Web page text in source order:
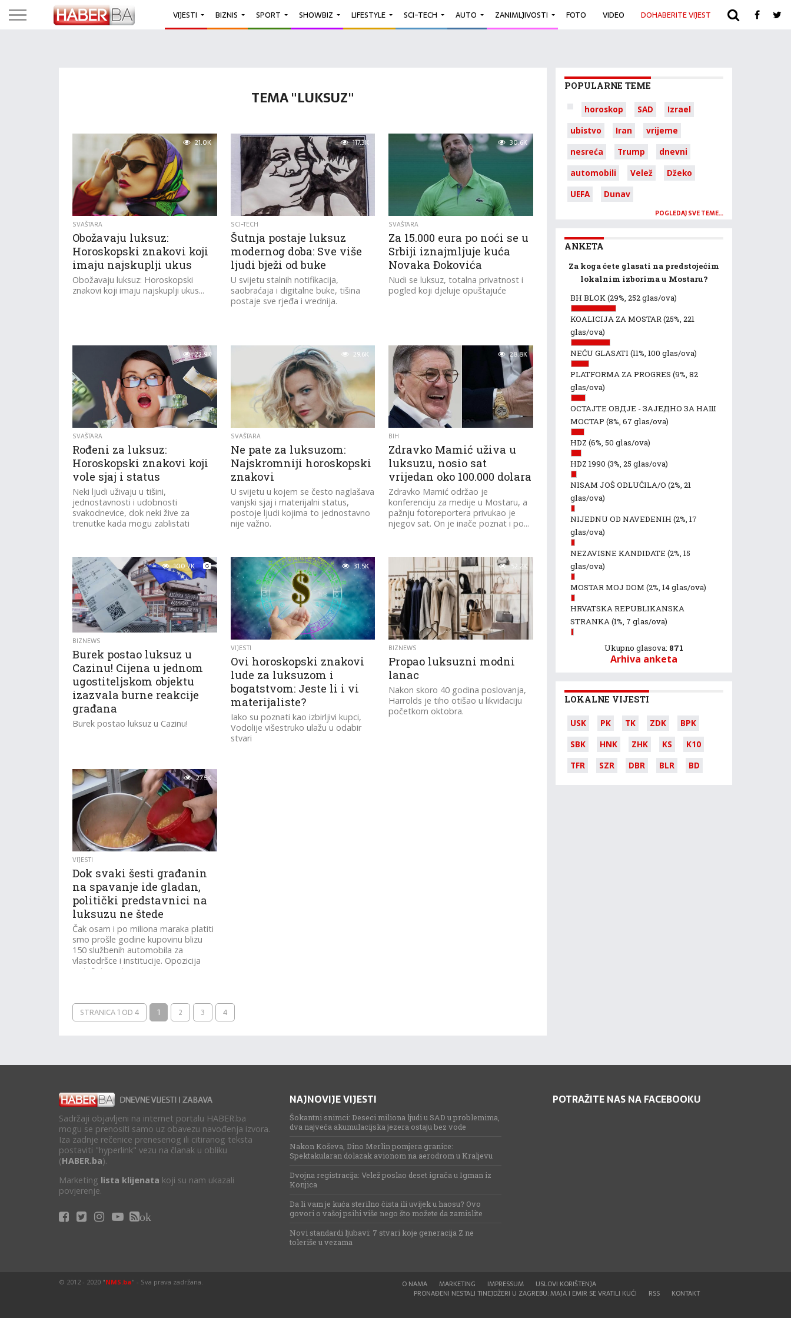
VIJESTI BIZNIS SPORT SHOWBIZ LIFESTYLE SCI-TECH AUTO ZANIMLJIVOSTI FOTO VIDEO DOHABERITE VIJEST ARHIVA
TEMA "LUKSUZ"
21.0K
SVAŠTARA
Obožavaju luksuz:
Horoskopski znakovi koji
imaju najskuplji ukus
Obožavaju luksuz: Horoskopski
znakovi koji imaju najskuplji ukus...
117.3K
SCI-TECH
Šutnja postaje luksuz
modernog doba: Sve više
ljudi bježi od buke
U svijetu stalnih notifikacija,
saobraćaja i digitalne buke, tišina
postaje sve rjeđa i vrednija.
30.6K
SVAŠTARA
Za 15.000 eura po noći se u
Srbiji iznajmljuje kuća
Novaka Đokovića
Nudi se luksuz, totalna privatnost i
pogled koji djeluje opuštajuće
22.9K
SVAŠTARA
Rođeni za luksuz:
Horoskopski znakovi koji
vole sjaj i status
Neki ljudi uživaju u tišini,
jednostavnosti i udobnosti
svakodnevice, dok neki žive za
trenutke kada mogu zablistati
29.6K
SVAŠTARA
Ne pate za luksuzom:
Najskromniji horoskopski
znakovi
U svijetu u kojem se često naglašava
vanjski sjaj i materijalni status,
postoje ljudi kojima to jednostavno
nije važno.
28.8K
BIH
Zdravko Mamić uživa u
luksuzu, nosio sat
vrijedan oko 100.000 dolara
Zdravko Mamić održao je
konferenciju za medije u Mostaru, a
pažnju fotoreportera privukao je
njegov sat. On je inače poznat i po...
100.7K
BIZNEWS
Burek postao luksuz u
Cazinu! Cijena u jednom
ugostiteljskom objektu
izazvala burne reakcije
građana
Burek postao luksuz u Cazinu!
31.5K
VIJESTI
Ovi horoskopski znakovi
lude za luksuzom i
bogatstvom: Jeste li i vi
materijaliste?
Iako su poznati kao izbirljivi kupci,
Vodolije višestruko ulažu u odabir
stvari
52.2K
BIZNEWS
Propao luksuzni modni
lanac
Nakon skoro 40 godina poslovanja,
Harrolds je tiho otišao u likvidaciju
početkom oktobra.
27.5K
VIJESTI
Dok svaki šesti građanin
na spavanje ide gladan,
politički predstavnici na
luksuzu ne štede
Čak osam i po miliona maraka platiti
smo prošle godine kupovinu blizu
150 službenih automobila za
vlastodršce i institucije. Opozicija
optužuje, oni...
STRANICA 1 OD 4 1 2 3 4
POPULARNE TEME
horoskop SAD
Izrael
ubistvo
Iran
vrijeme
nesreća
Trump
dnevni
automobili
Velež
Džeko
UEFA
Dunav
POGLEDAJ SVE TEME…
ANKETA
Za koga ćete glasati na predstojećim
lokalnim izborima u Mostaru?
BH BLOK(29%, 252 glas/ova)
KOALICIJA ZA MOSTAR(25%, 221
glas/ova)
NEĆU GLASATI (11%, 100 glas/ova)
PLATFORMA ZA PROGRES (9%, 82
glas/ova)
ОСТАЈТЕ ОВДЈЕ - ЗАЈЕДНО ЗА НАШ
МОСТАР (8%, 67 glas/ova)
HDZ (6%, 50 glas/ova)
HDZ 1990 (3%, 25 glas/ova)
NISAM JOŠ ODLUČILA/O (2%, 21
glas/ova)
NIJEDNU OD NAVEDENIH (2%, 17
glas/ova)
NEZAVISNE KANDIDATE (2%, 15
glas/ova)
MOSTAR MOJ DOM (2%, 14 glas/ova)
HRVATSKA REPUBLIKANSKA
STRANKA(1%, 7 glas/ova)
Ukupno glasova: 871
Arhiva anketa
LOKALNE VIJESTI
USK PK TK ZDK
BPK
SBK
HNK ZHK KS
K10
TFR
SZR DBR BLR BD
Sadržaji objavljeni na internet portalu HABER.ba
mogu se prenositi samo uz obavezu navođenja izvora.
Iza zadnje rečenice prenesenog ili citiranog teksta
postaviti "hyperlink" vezu na članak u obliku
(HABER.ba).
Marketing lista klijenata koji su nam ukazali
povjerenje.
ok
NAJNOVIJE VIJESTI
Šokantni snimci: Deseci miliona ljudi u SAD u problemima,
dva najveća akumulacijska jezera ostaju bez vode
Nakon Koševa, Dino Merlin pomjera granice:
Spektakularan dolazak avionom na aerodrom u Kraljevu
Dvojna registracija: Velež poslao deset igrača u Igman iz
Konjica
Da li vam je kuća sterilno čista ili uvijek u haosu? Ovo
govori o vašoj psihi više nego što možete da zamislite
Novi standardi ljubavi: 7 stvari koje generacija Z ne
toleriše u vezama
POTRAŽITE NAS NA FACEBOOKU
O NAMA MARKETING IMPRESSUM
USLOVI KORIŠTENJA
PRONAĐENI NESTALI TINEJDŽERI U ZAGREBU: MAJA I EMIR SE VRATILI KUĆI
RSS KONTAKT
© 2012 - 2020 "NMS.ba" - Sva prava zadržana.